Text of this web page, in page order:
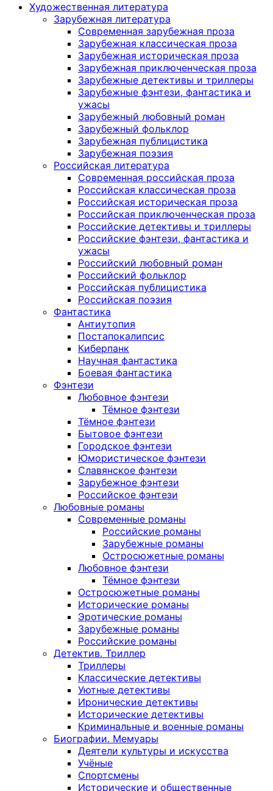
Художественная литература
Зарубежная литература
Современная зарубежная проза
Зарубежная классическая проза
Зарубежная историческая проза
Зарубежная приключенческая проза
Зарубежные детективы и триллеры
Зарубежные фэнтези, фантастика и
ужасы
Зарубежный любовный роман
Зарубежный фольклор
Зарубежная публицистика
Зарубежная поэзия
Российская литература
Современная российская проза
Российская классическая проза
Российская историческая проза
Российская приключенческая проза
Российские детективы и триллеры
Российские фэнтези, фантастика и
ужасы
Российский любовный роман
Российский фольклор
Российская публицистика
Российская поэзия
Фантастика
Антиутопия
Постапокалипсис
Киберпанк
Научная фантастика
Боевая фантастика
Фэнтези
Любовное фэнтези
Тёмное фэнтези
Тёмное фэнтези
Бытовое фэнтези
Городское фэнтези
Юмористическое фэнтези
Славянское фэнтези
Зарубежное фэнтези
Российское фэнтези
Любовные романы
Современные романы
Российские романы
Зарубежные романы
Остросюжетные романы
Любовное фэнтези
Тёмное фэнтези
Остросюжетные романы
Исторические романы
Эротические романы
Зарубежные романы
Российские романы
Детектив. Триллер
Триллеры
Классические детективы
Уютные детективы
Иронические детективы
Исторические детективы
Криминальные и военные романы
Биографии. Мемуары
Деятели культуры и искусства
Учёные
Спортсмены
Исторические и общественные